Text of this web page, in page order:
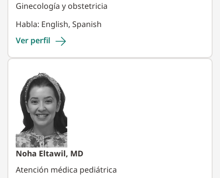
Ginecología y obstetricia
Habla: English, Spanish
Ver perfil
Noha Eltawil, MD
Atención médica pediátrica